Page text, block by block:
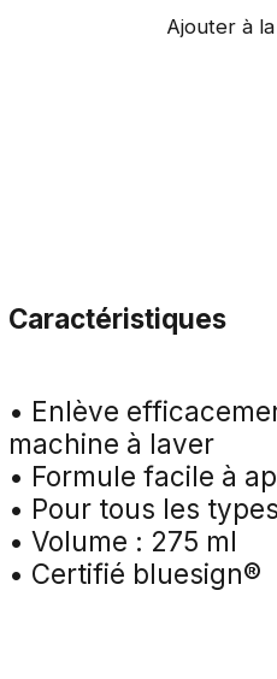
Ajouter à
Caractéristiques
• Enlève
machine à laver
• Formule facile à
• Pour tous les
• Volume : 275 ml
• Certifié bluesign®